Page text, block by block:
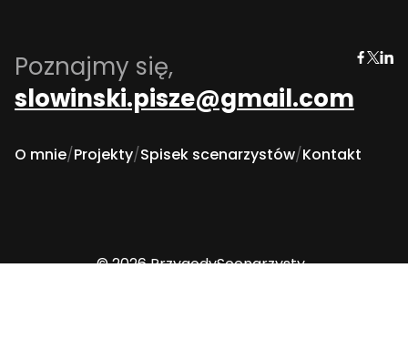
Poznajmy się,
slowinski.pisze@gmail.com
O mnie/Projekty/Spisek scenarzystów/Kontakt
© 2026 PrzygodyScenarzysty